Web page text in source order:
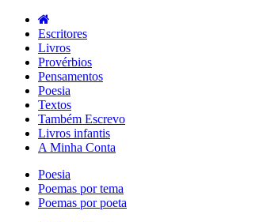
Escritores
Livros
Provérbios
Pensamentos
Poesia
Textos
Também Escrevo
Livros infantis
A Minha Conta
Poesia
Poemas por tema
Poemas por poeta